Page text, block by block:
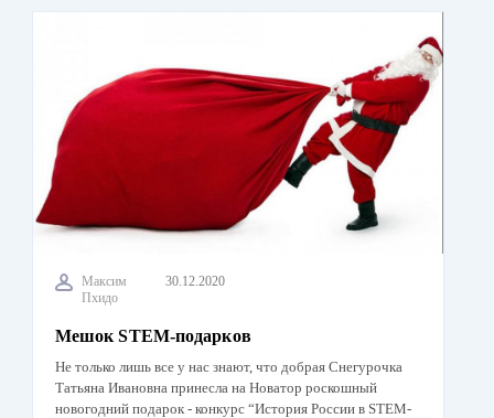
Максим
Пхидо
30.12.2020
Мешок STEM-подарков
Не только лишь все у нас знают, что добрая Снегурочка
Татьяна Ивановна принесла на Новатор роскошный
новогодний подарок - конкурс “История России в STEM-